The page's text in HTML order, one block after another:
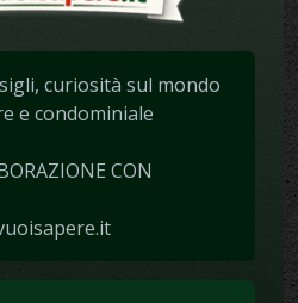
curiosità sul mondo
e condominiale
CON